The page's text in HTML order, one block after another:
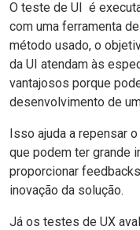
O teste de UI é
com uma ferramenta
método usado, o
da UI atendam às
vantajosos porque
desenvolvimento de
Isso ajuda a repensar
que podem ter grande
proporcionar
inovação da solução.
Já os testes de UX